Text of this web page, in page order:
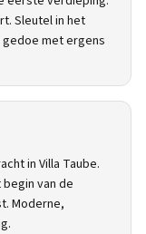
Sleutel in het
met ergens
in Villa Taube.
van de
Moderne,